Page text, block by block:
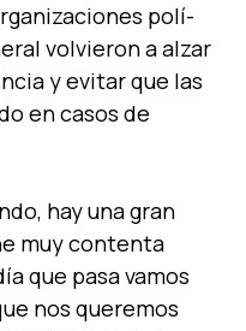
polí­
volvieron a alzar
y evitar que las
en casos de
hay una gran
muy contenta
que pasa vamos
nos queremos